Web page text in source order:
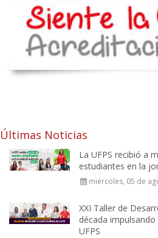
Últimas Noticias
La UFPS recibió a
estudiantes en la
miércoles, 05 de
XXI Taller de
década
UFPS